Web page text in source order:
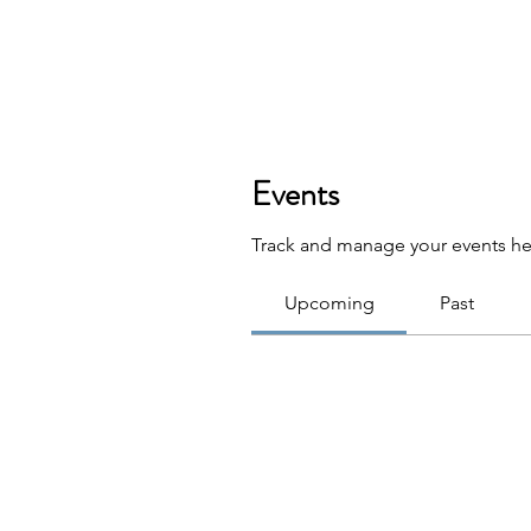
Events
Track and manage your events
Upcoming Past